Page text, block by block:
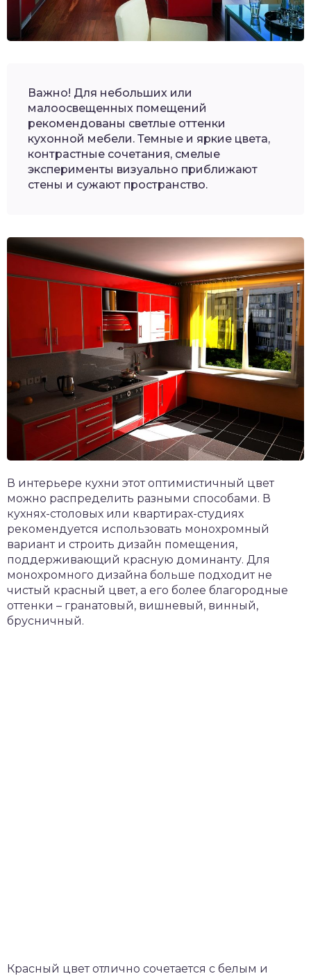
Важно! Для небольших или
малоосвещенных помещений
рекомендованы светлые оттенки
кухонной мебели. Темные и яркие цвета,
контрастные сочетания, смелые
эксперименты визуально приближают
стены и сужают пространство.
В интерьере кухни этот оптимистичный цвет
можно распределить разными способами. В
кухнях-столовых или квартирах-студиях
рекомендуется использовать монохромный
вариант и строить дизайн помещения,
поддерживающий красную доминанту. Для
монохромного дизайна больше подходит не
чистый красный цвет, а его более благородные
оттенки – гранатовый, вишневый, винный,
брусничный.
Красный цвет отлично сочетается с белым и